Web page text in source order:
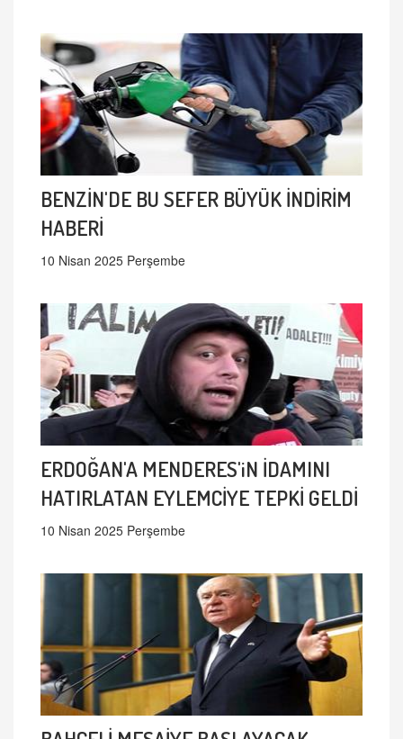
BENZİN'DE BU SEFER BÜYÜK İNDİRİM
HABERİ
10 Nisan 2025 Perşembe
ERDOĞAN'A MENDERES'iN İDAMINI
HATIRLATAN EYLEMCİYE TEPKİ GELDİ
10 Nisan 2025 Perşembe